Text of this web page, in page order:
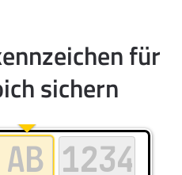
für
sichern